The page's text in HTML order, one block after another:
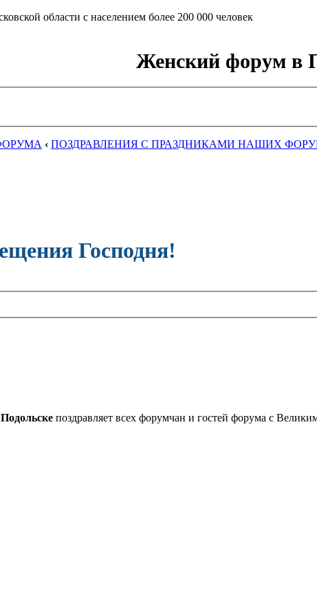
области с населением более 200 000 человек
Женский форум в
‹ ПОЗДРАВЛЕНИЯ С ПРАЗДНИКАМИ НАШИХ
Господня!
поздравляет всех форумчан и гостей форума с